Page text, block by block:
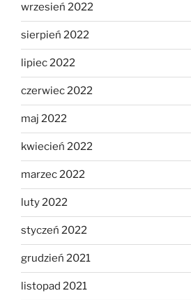
wrzesień 2022
sierpień 2022
lipiec 2022
czerwiec 2022
maj 2022
kwiecień 2022
marzec 2022
luty 2022
styczeń 2022
grudzień 2021
listopad 2021